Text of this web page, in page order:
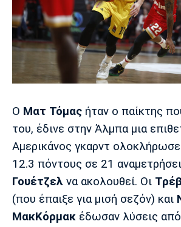
Ο Ματ Τόμας ήταν ο παίκτης
του, έδινε στην Άλμπα μια
Αμερικάνος γκαρντ
12.3 πόντους σε 21
Γουέτζελ να ακολουθεί. Οι
(που έπαιξε για μισή σεζόν) και
ΜακΚόρμακ έδωσαν λύσεις